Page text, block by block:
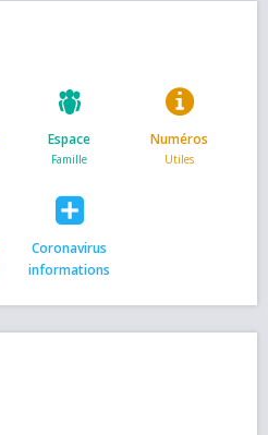
Espace Numéros
Coronavirus
informations